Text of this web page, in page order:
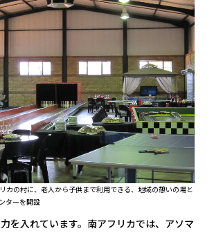
カの村に、老人から子供まで利用できる、地域の憩いの場と
ターを開設
を入れています。南アフリカでは、アソマ